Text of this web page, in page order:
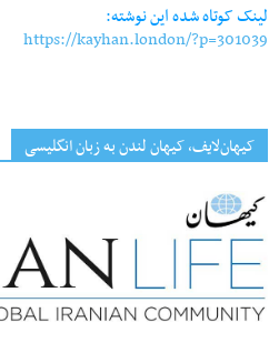
لینک کوتاه شده این نوشته:
https://kayhan.london/?p=301039
کیهان‌لایف، کیهان لندن به زبان انگلیسی